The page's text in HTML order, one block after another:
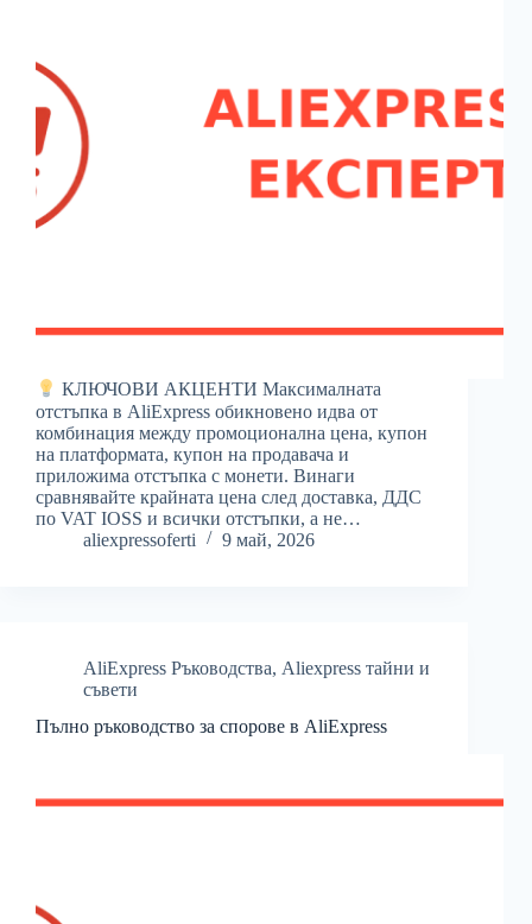
КЛЮЧОВИ АКЦЕНТИ Максималната
отстъпка в AliExpress обикновено идва от
комбинация между промоционална цена, купон
на платформата, купон на продавача и
приложима отстъпка с монети. Винаги
сравнявайте крайната цена след доставка, ДДС
по VAT IOSS и всички отстъпки, а не…
aliexpressoferti
9 май, 2026
AliExpress Ръководства, Aliexpress тайни и
съвети
Пълно ръководство за спорове в AliExpress